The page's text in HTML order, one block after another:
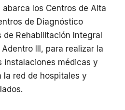
abarca los Centros de Alta
de Diagnóstico
de Rehabilitación Integral
III, para realizar la
instalaciones médicas y
red de hospitales y